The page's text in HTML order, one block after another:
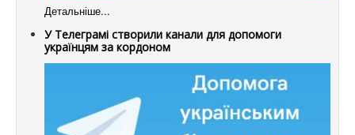
Детальніше...
У Телеграмі створили канали для допомоги
українцям за кордоном